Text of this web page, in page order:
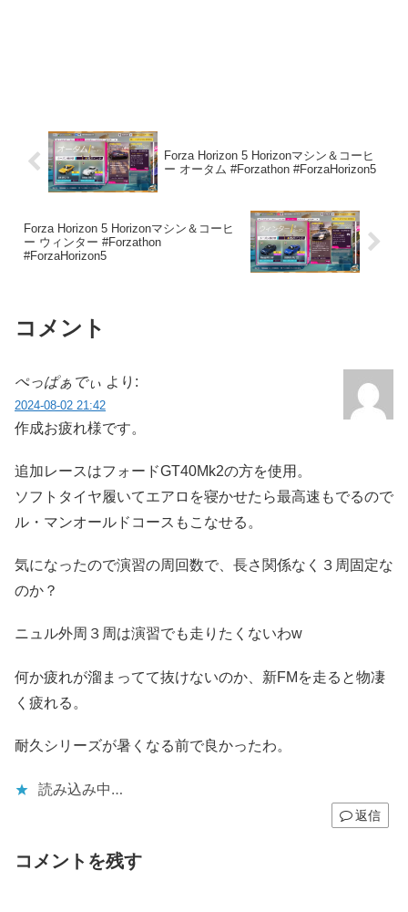
Forza Horizon 5 Horizonマシン＆コーヒ
ー オータム #Forzathon #ForzaHorizon5
Forza Horizon 5 Horizonマシン＆コーヒ
ー ウィンター #Forzathon
#ForzaHorizon5
コメント
ぺっぱぁでぃ より:
2024-08-02 21:42
作成お疲れ様です。
追加レースはフォードGT40Mk2の方を使用。
ソフトタイヤ履いてエアロを寝かせたら最高速もでるので
ル・マンオールドコースもこなせる。
気になったので演習の周回数で、長さ関係なく３周固定な
のか？
ニュル外周３周は演習でも走りたくないわw
何か疲れが溜まってて抜けないのか、新FMを走ると物凄
く疲れる。
耐久シリーズが暑くなる前で良かったわ。
読み込み中…
返信
コメントを残す